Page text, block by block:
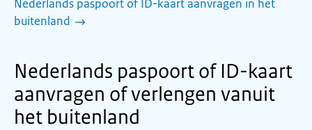
Nederlands paspoort of ID-kaart aanvragen in het
buitenland
Nederlands paspoort of ID-kaart
aanvragen of verlengen vanuit
het buitenland